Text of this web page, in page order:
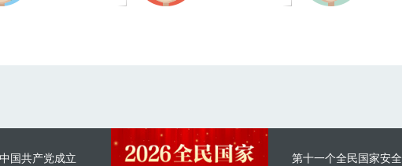
国共产党成立
第十一个全民国家安全